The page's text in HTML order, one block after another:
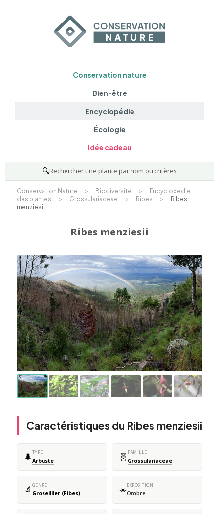
Conservation nature
Bien-être
Encyclopédie
Écologie
Idée cadeau
🔍Rechercher une plante par nom ou critères
Conservation Nature > Biodiversité >
Encyclopédie
des plantes
> Grossulariaceae > Ribes >
Ribes
menziesii
Ribes menziesii
Caractéristiques du Ribes menziesii
🌲 TYPE
Arbuste 🧬 FAMILLE
Grossulariaceae
🔬 GENRE
Groseillier (Ribes) ☀️EXPOSITION
Ombre